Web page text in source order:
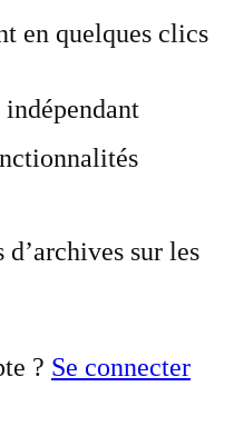
en quelques clics
sur les
? Se connecter